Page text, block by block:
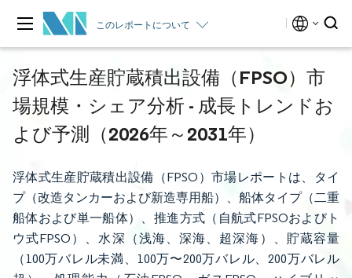
このレポートについて
浮体式生産貯蔵積出設備（FPSO）市
場規模・シェア分析 - 成長トレンドお
よび予測（2026年～2031年）
浮体式生産貯蔵積出設備（FPSO）市場レポートは、タイ
プ（改造タンカーおよび新造専用船）、船体タイプ（二重
船体および単一船体）、推進方式（自航式FPSOおよびト
ウ式FPSO）、水深（浅海、深海、超深海）、貯蔵容量
（100万バレル未満、100万〜200万バレル、200万バレル